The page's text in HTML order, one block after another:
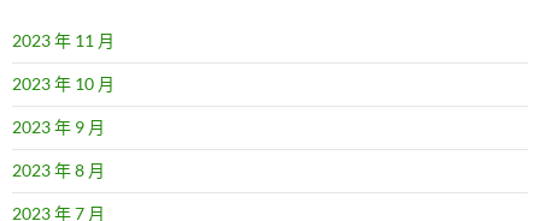
2023 年 11 月
2023 年 10 月
2023 年 9 月
2023 年 8 月
2023 年 7 月